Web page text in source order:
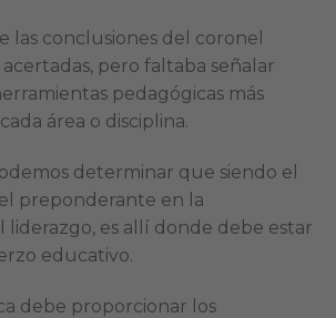
las conclusiones del coronel
pero faltaba señalar
pedagógicas más
área o disciplina.
determinar que siendo el
preponderante en la
liderazgo, es allí donde debe estar
educativo.
debe proporcionar los